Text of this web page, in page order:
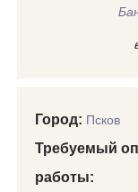
Город: Псков
Требуемый
работы: